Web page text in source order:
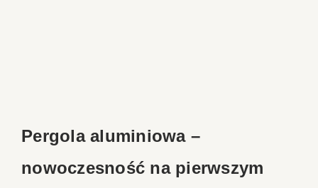
Pergola aluminiowa –
nowoczesność na pierwszym